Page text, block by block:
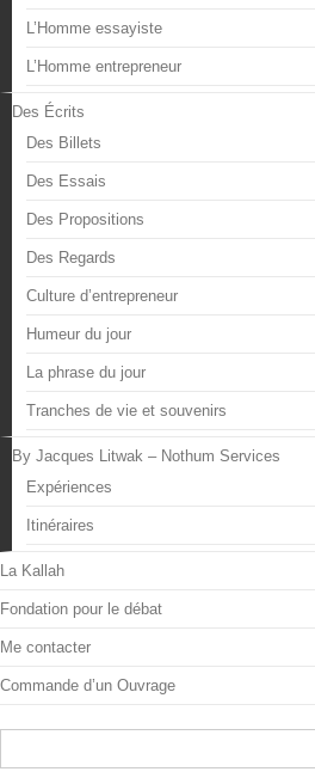
L’Homme essayiste
L’Homme entrepreneur
Des Écrits
Des Billets
Des Essais
Des Propositions
Des Regards
Culture d’entrepreneur
Humeur du jour
La phrase du jour
Tranches de vie et souvenirs
By Jacques Litwak – Nothum Services
Expériences
Itinéraires
La Kallah
Fondation pour le débat
Me contacter
Commande d’un Ouvrage